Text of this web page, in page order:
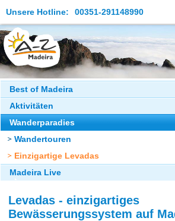
Unsere Hotline: 00351-291148990
Die Insel
Madeira Erleben
Aktuelles
Reiseangebote
Kontakt
Best of Madeira
Aktivitäten
Wanderparadies
Wandertouren
Einzigartige Levadas
Madeira Live
Levadas - einzigartiges
Bewässerungssystem auf